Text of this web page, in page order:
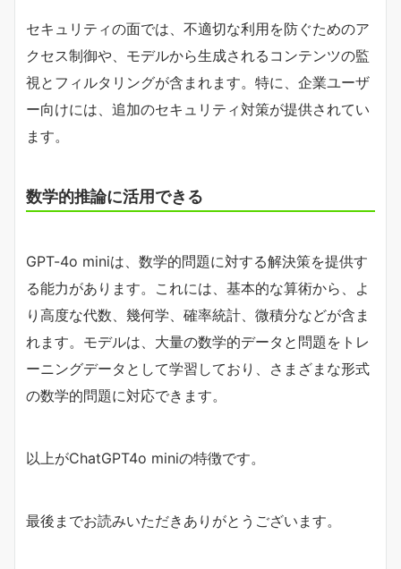
セキュリティの面では、不適切な利用を防ぐためのア
クセス制御や、モデルから生成されるコンテンツの監
視とフィルタリングが含まれます。特に、企業ユーザ
ー向けには、追加のセキュリティ対策が提供されてい
ます​。
数学的推論に活用できる
GPT-4o miniは、数学的問題に対する解決策を提供す
る能力があります。これには、基本的な算術から、よ
り高度な代数、幾何学、確率統計、微積分などが含ま
れます。モデルは、大量の数学的データと問題をトレ
ーニングデータとして学習しており、さまざまな形式
の数学的問題に対応できます。
以上がChatGPT4o miniの特徴です。
最後までお読みいただきありがとうございます。